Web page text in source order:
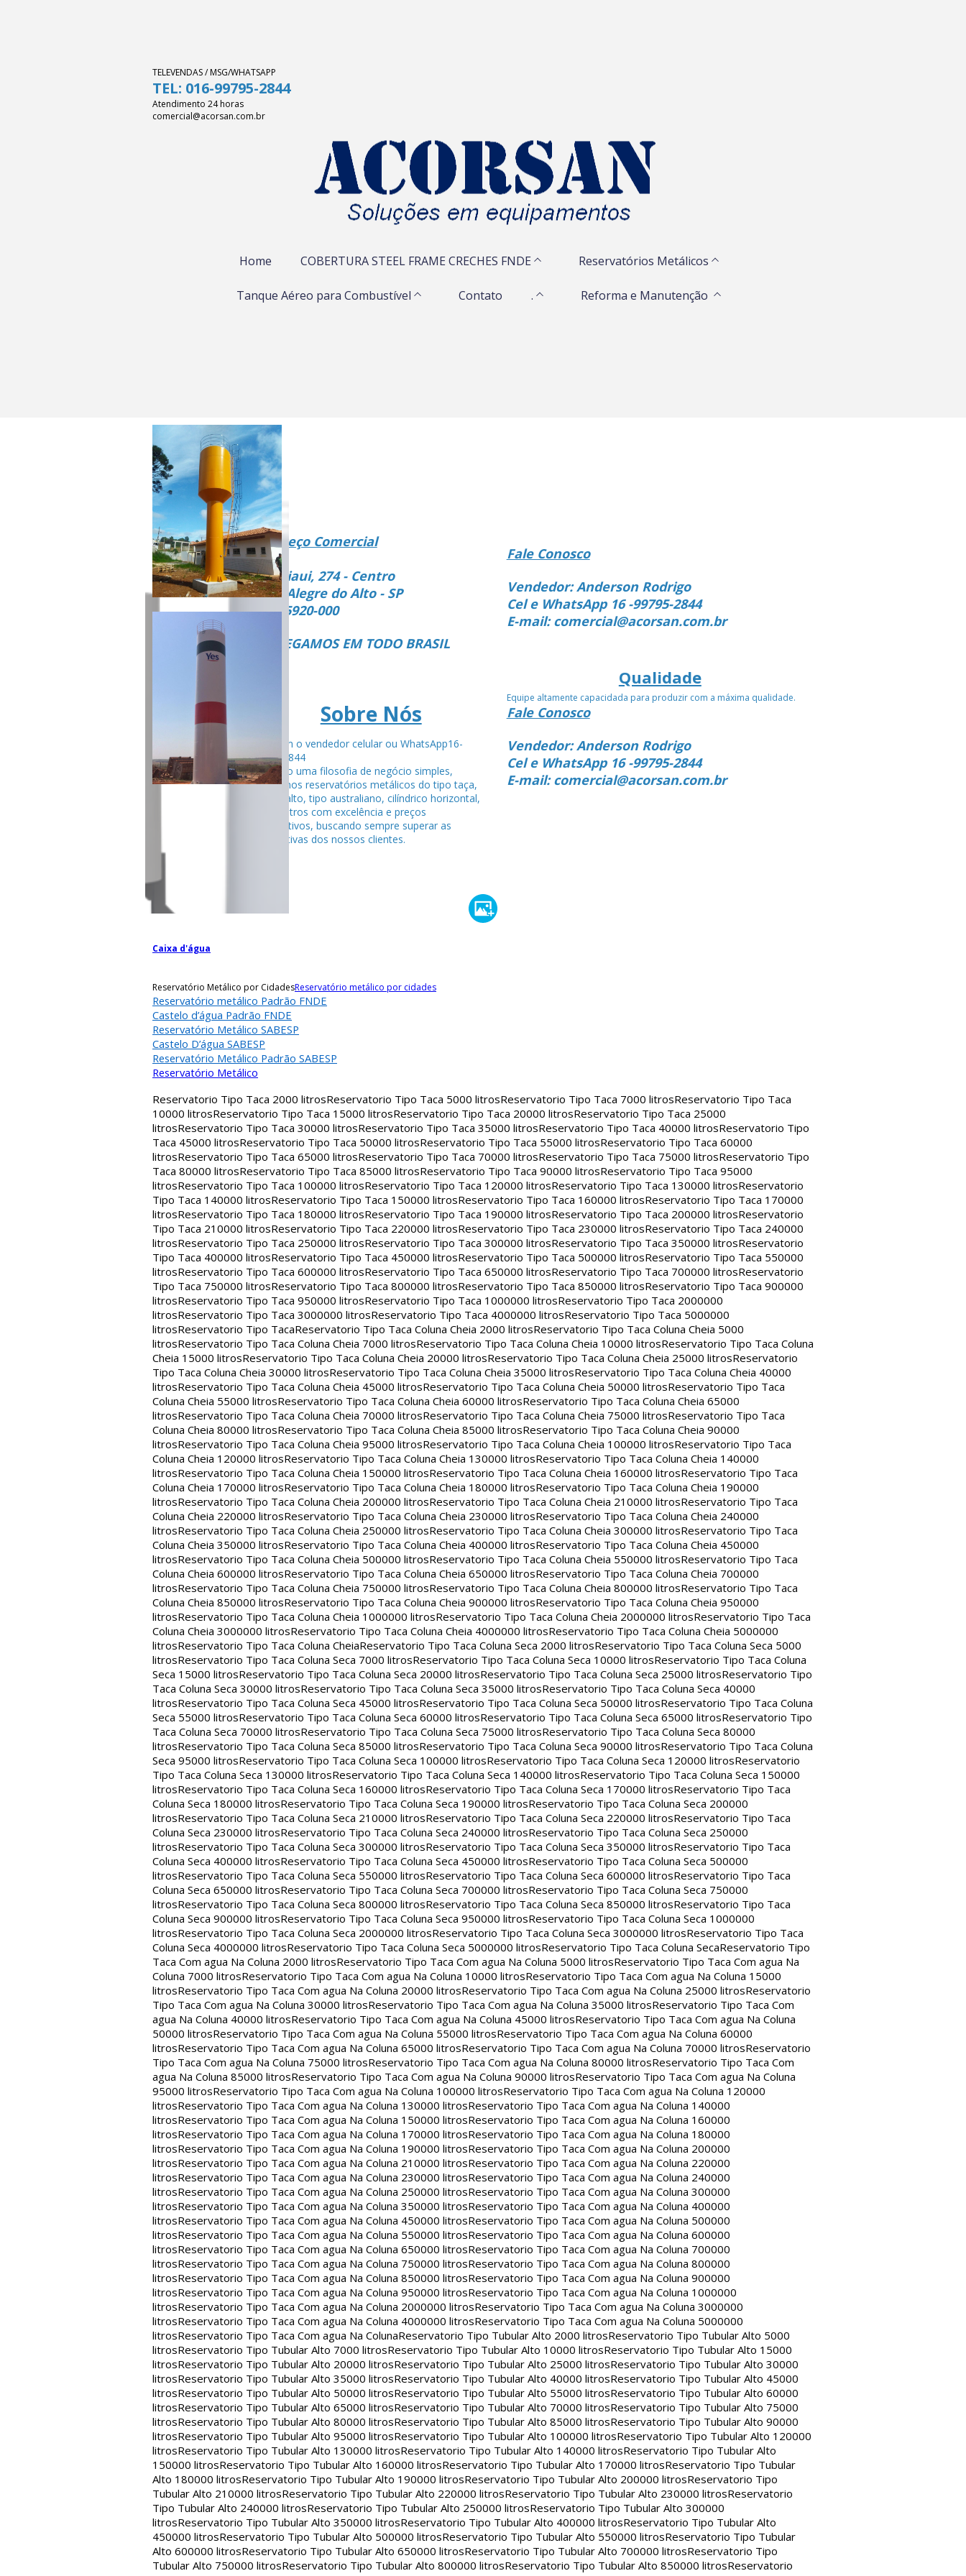
TELEVENDAS / MSG/WHATSAPP
TEL: 016-99795-2844
Atendimento 24 horas
comercial@acorsan.com.br
Home COBERTURA STEEL FRAME CRECHES FNDE Reservatórios Metálicos
Tanque Aéreo para Combustível Contato . Reforma e Manutenção
Endereço Comercial
Rua Piaui, 274 - Centro
Vista Alegre do Alto - SP
CEP 15920-000
ENTREGAMOS EM TODO BRASIL
Sobre Nós
Fale com o vendedor celular ou WhatsApp16-
99795-2844
Seguindo uma filosofia de negócio simples,
fabricamos reservatórios metálicos do tipo taça,
tubular alto, tipo australiano, cilíndrico horizontal,
entre outros com excelência e preços
competitivos, buscando sempre superar as
espectativas dos nossos clientes.
Fale Conosco
Vendedor: Anderson Rodrigo
Cel e WhatsApp 16 -99795-2844
E-mail: comercial@acorsan.com.br
Qualidade
Equipe altamente capacidada para produzir com a máxima qualidade.
Fale Conosco
Vendedor: Anderson Rodrigo
Cel e WhatsApp 16 -99795-2844
E-mail: comercial@acorsan.com.br
Caixa d'água
Reservatório Metálico por CidadesReservatório metálico por cidades
Reservatório metálico Padrão FNDE
Castelo d’água Padrão FNDE
Reservatório Metálico SABESP
Castelo D’água SABESP
Reservatório Metálico Padrão SABESP
Reservatório Metálico
Reservatorio Tipo Taca 2000 litrosReservatorio Tipo Taca 5000 litrosReservatorio Tipo Taca 7000 litrosReservatorio Tipo Taca
10000 litrosReservatorio Tipo Taca 15000 litrosReservatorio Tipo Taca 20000 litrosReservatorio Tipo Taca 25000
litrosReservatorio Tipo Taca 30000 litrosReservatorio Tipo Taca 35000 litrosReservatorio Tipo Taca 40000 litrosReservatorio Tipo
Taca 45000 litrosReservatorio Tipo Taca 50000 litrosReservatorio Tipo Taca 55000 litrosReservatorio Tipo Taca 60000
litrosReservatorio Tipo Taca 65000 litrosReservatorio Tipo Taca 70000 litrosReservatorio Tipo Taca 75000 litrosReservatorio Tipo
Taca 80000 litrosReservatorio Tipo Taca 85000 litrosReservatorio Tipo Taca 90000 litrosReservatorio Tipo Taca 95000
litrosReservatorio Tipo Taca 100000 litrosReservatorio Tipo Taca 120000 litrosReservatorio Tipo Taca 130000 litrosReservatorio
Tipo Taca 140000 litrosReservatorio Tipo Taca 150000 litrosReservatorio Tipo Taca 160000 litrosReservatorio Tipo Taca 170000
litrosReservatorio Tipo Taca 180000 litrosReservatorio Tipo Taca 190000 litrosReservatorio Tipo Taca 200000 litrosReservatorio
Tipo Taca 210000 litrosReservatorio Tipo Taca 220000 litrosReservatorio Tipo Taca 230000 litrosReservatorio Tipo Taca 240000
litrosReservatorio Tipo Taca 250000 litrosReservatorio Tipo Taca 300000 litrosReservatorio Tipo Taca 350000 litrosReservatorio
Tipo Taca 400000 litrosReservatorio Tipo Taca 450000 litrosReservatorio Tipo Taca 500000 litrosReservatorio Tipo Taca 550000
litrosReservatorio Tipo Taca 600000 litrosReservatorio Tipo Taca 650000 litrosReservatorio Tipo Taca 700000 litrosReservatorio
Tipo Taca 750000 litrosReservatorio Tipo Taca 800000 litrosReservatorio Tipo Taca 850000 litrosReservatorio Tipo Taca 900000
litrosReservatorio Tipo Taca 950000 litrosReservatorio Tipo Taca 1000000 litrosReservatorio Tipo Taca 2000000
litrosReservatorio Tipo Taca 3000000 litrosReservatorio Tipo Taca 4000000 litrosReservatorio Tipo Taca 5000000
litrosReservatorio Tipo TacaReservatorio Tipo Taca Coluna Cheia 2000 litrosReservatorio Tipo Taca Coluna Cheia 5000
litrosReservatorio Tipo Taca Coluna Cheia 7000 litrosReservatorio Tipo Taca Coluna Cheia 10000 litrosReservatorio Tipo Taca Coluna
Cheia 15000 litrosReservatorio Tipo Taca Coluna Cheia 20000 litrosReservatorio Tipo Taca Coluna Cheia 25000 litrosReservatorio
Tipo Taca Coluna Cheia 30000 litrosReservatorio Tipo Taca Coluna Cheia 35000 litrosReservatorio Tipo Taca Coluna Cheia 40000
litrosReservatorio Tipo Taca Coluna Cheia 45000 litrosReservatorio Tipo Taca Coluna Cheia 50000 litrosReservatorio Tipo Taca
Coluna Cheia 55000 litrosReservatorio Tipo Taca Coluna Cheia 60000 litrosReservatorio Tipo Taca Coluna Cheia 65000
litrosReservatorio Tipo Taca Coluna Cheia 70000 litrosReservatorio Tipo Taca Coluna Cheia 75000 litrosReservatorio Tipo Taca
Coluna Cheia 80000 litrosReservatorio Tipo Taca Coluna Cheia 85000 litrosReservatorio Tipo Taca Coluna Cheia 90000
litrosReservatorio Tipo Taca Coluna Cheia 95000 litrosReservatorio Tipo Taca Coluna Cheia 100000 litrosReservatorio Tipo Taca
Coluna Cheia 120000 litrosReservatorio Tipo Taca Coluna Cheia 130000 litrosReservatorio Tipo Taca Coluna Cheia 140000
litrosReservatorio Tipo Taca Coluna Cheia 150000 litrosReservatorio Tipo Taca Coluna Cheia 160000 litrosReservatorio Tipo Taca
Coluna Cheia 170000 litrosReservatorio Tipo Taca Coluna Cheia 180000 litrosReservatorio Tipo Taca Coluna Cheia 190000
litrosReservatorio Tipo Taca Coluna Cheia 200000 litrosReservatorio Tipo Taca Coluna Cheia 210000 litrosReservatorio Tipo Taca
Coluna Cheia 220000 litrosReservatorio Tipo Taca Coluna Cheia 230000 litrosReservatorio Tipo Taca Coluna Cheia 240000
litrosReservatorio Tipo Taca Coluna Cheia 250000 litrosReservatorio Tipo Taca Coluna Cheia 300000 litrosReservatorio Tipo Taca
Coluna Cheia 350000 litrosReservatorio Tipo Taca Coluna Cheia 400000 litrosReservatorio Tipo Taca Coluna Cheia 450000
litrosReservatorio Tipo Taca Coluna Cheia 500000 litrosReservatorio Tipo Taca Coluna Cheia 550000 litrosReservatorio Tipo Taca
Coluna Cheia 600000 litrosReservatorio Tipo Taca Coluna Cheia 650000 litrosReservatorio Tipo Taca Coluna Cheia 700000
litrosReservatorio Tipo Taca Coluna Cheia 750000 litrosReservatorio Tipo Taca Coluna Cheia 800000 litrosReservatorio Tipo Taca
Coluna Cheia 850000 litrosReservatorio Tipo Taca Coluna Cheia 900000 litrosReservatorio Tipo Taca Coluna Cheia 950000
litrosReservatorio Tipo Taca Coluna Cheia 1000000 litrosReservatorio Tipo Taca Coluna Cheia 2000000 litrosReservatorio Tipo Taca
Coluna Cheia 3000000 litrosReservatorio Tipo Taca Coluna Cheia 4000000 litrosReservatorio Tipo Taca Coluna Cheia 5000000
litrosReservatorio Tipo Taca Coluna CheiaReservatorio Tipo Taca Coluna Seca 2000 litrosReservatorio Tipo Taca Coluna Seca 5000
litrosReservatorio Tipo Taca Coluna Seca 7000 litrosReservatorio Tipo Taca Coluna Seca 10000 litrosReservatorio Tipo Taca Coluna
Seca 15000 litrosReservatorio Tipo Taca Coluna Seca 20000 litrosReservatorio Tipo Taca Coluna Seca 25000 litrosReservatorio Tipo
Taca Coluna Seca 30000 litrosReservatorio Tipo Taca Coluna Seca 35000 litrosReservatorio Tipo Taca Coluna Seca 40000
litrosReservatorio Tipo Taca Coluna Seca 45000 litrosReservatorio Tipo Taca Coluna Seca 50000 litrosReservatorio Tipo Taca Coluna
Seca 55000 litrosReservatorio Tipo Taca Coluna Seca 60000 litrosReservatorio Tipo Taca Coluna Seca 65000 litrosReservatorio Tipo
Taca Coluna Seca 70000 litrosReservatorio Tipo Taca Coluna Seca 75000 litrosReservatorio Tipo Taca Coluna Seca 80000
litrosReservatorio Tipo Taca Coluna Seca 85000 litrosReservatorio Tipo Taca Coluna Seca 90000 litrosReservatorio Tipo Taca Coluna
Seca 95000 litrosReservatorio Tipo Taca Coluna Seca 100000 litrosReservatorio Tipo Taca Coluna Seca 120000 litrosReservatorio
Tipo Taca Coluna Seca 130000 litrosReservatorio Tipo Taca Coluna Seca 140000 litrosReservatorio Tipo Taca Coluna Seca 150000
litrosReservatorio Tipo Taca Coluna Seca 160000 litrosReservatorio Tipo Taca Coluna Seca 170000 litrosReservatorio Tipo Taca
Coluna Seca 180000 litrosReservatorio Tipo Taca Coluna Seca 190000 litrosReservatorio Tipo Taca Coluna Seca 200000
litrosReservatorio Tipo Taca Coluna Seca 210000 litrosReservatorio Tipo Taca Coluna Seca 220000 litrosReservatorio Tipo Taca
Coluna Seca 230000 litrosReservatorio Tipo Taca Coluna Seca 240000 litrosReservatorio Tipo Taca Coluna Seca 250000
litrosReservatorio Tipo Taca Coluna Seca 300000 litrosReservatorio Tipo Taca Coluna Seca 350000 litrosReservatorio Tipo Taca
Coluna Seca 400000 litrosReservatorio Tipo Taca Coluna Seca 450000 litrosReservatorio Tipo Taca Coluna Seca 500000
litrosReservatorio Tipo Taca Coluna Seca 550000 litrosReservatorio Tipo Taca Coluna Seca 600000 litrosReservatorio Tipo Taca
Coluna Seca 650000 litrosReservatorio Tipo Taca Coluna Seca 700000 litrosReservatorio Tipo Taca Coluna Seca 750000
litrosReservatorio Tipo Taca Coluna Seca 800000 litrosReservatorio Tipo Taca Coluna Seca 850000 litrosReservatorio Tipo Taca
Coluna Seca 900000 litrosReservatorio Tipo Taca Coluna Seca 950000 litrosReservatorio Tipo Taca Coluna Seca 1000000
litrosReservatorio Tipo Taca Coluna Seca 2000000 litrosReservatorio Tipo Taca Coluna Seca 3000000 litrosReservatorio Tipo Taca
Coluna Seca 4000000 litrosReservatorio Tipo Taca Coluna Seca 5000000 litrosReservatorio Tipo Taca Coluna SecaReservatorio Tipo
Taca Com agua Na Coluna 2000 litrosReservatorio Tipo Taca Com agua Na Coluna 5000 litrosReservatorio Tipo Taca Com agua Na
Coluna 7000 litrosReservatorio Tipo Taca Com agua Na Coluna 10000 litrosReservatorio Tipo Taca Com agua Na Coluna 15000
litrosReservatorio Tipo Taca Com agua Na Coluna 20000 litrosReservatorio Tipo Taca Com agua Na Coluna 25000 litrosReservatorio
Tipo Taca Com agua Na Coluna 30000 litrosReservatorio Tipo Taca Com agua Na Coluna 35000 litrosReservatorio Tipo Taca Com
agua Na Coluna 40000 litrosReservatorio Tipo Taca Com agua Na Coluna 45000 litrosReservatorio Tipo Taca Com agua Na Coluna
50000 litrosReservatorio Tipo Taca Com agua Na Coluna 55000 litrosReservatorio Tipo Taca Com agua Na Coluna 60000
litrosReservatorio Tipo Taca Com agua Na Coluna 65000 litrosReservatorio Tipo Taca Com agua Na Coluna 70000 litrosReservatorio
Tipo Taca Com agua Na Coluna 75000 litrosReservatorio Tipo Taca Com agua Na Coluna 80000 litrosReservatorio Tipo Taca Com
agua Na Coluna 85000 litrosReservatorio Tipo Taca Com agua Na Coluna 90000 litrosReservatorio Tipo Taca Com agua Na Coluna
95000 litrosReservatorio Tipo Taca Com agua Na Coluna 100000 litrosReservatorio Tipo Taca Com agua Na Coluna 120000
litrosReservatorio Tipo Taca Com agua Na Coluna 130000 litrosReservatorio Tipo Taca Com agua Na Coluna 140000
litrosReservatorio Tipo Taca Com agua Na Coluna 150000 litrosReservatorio Tipo Taca Com agua Na Coluna 160000
litrosReservatorio Tipo Taca Com agua Na Coluna 170000 litrosReservatorio Tipo Taca Com agua Na Coluna 180000
litrosReservatorio Tipo Taca Com agua Na Coluna 190000 litrosReservatorio Tipo Taca Com agua Na Coluna 200000
litrosReservatorio Tipo Taca Com agua Na Coluna 210000 litrosReservatorio Tipo Taca Com agua Na Coluna 220000
litrosReservatorio Tipo Taca Com agua Na Coluna 230000 litrosReservatorio Tipo Taca Com agua Na Coluna 240000
litrosReservatorio Tipo Taca Com agua Na Coluna 250000 litrosReservatorio Tipo Taca Com agua Na Coluna 300000
litrosReservatorio Tipo Taca Com agua Na Coluna 350000 litrosReservatorio Tipo Taca Com agua Na Coluna 400000
litrosReservatorio Tipo Taca Com agua Na Coluna 450000 litrosReservatorio Tipo Taca Com agua Na Coluna 500000
litrosReservatorio Tipo Taca Com agua Na Coluna 550000 litrosReservatorio Tipo Taca Com agua Na Coluna 600000
litrosReservatorio Tipo Taca Com agua Na Coluna 650000 litrosReservatorio Tipo Taca Com agua Na Coluna 700000
litrosReservatorio Tipo Taca Com agua Na Coluna 750000 litrosReservatorio Tipo Taca Com agua Na Coluna 800000
litrosReservatorio Tipo Taca Com agua Na Coluna 850000 litrosReservatorio Tipo Taca Com agua Na Coluna 900000
litrosReservatorio Tipo Taca Com agua Na Coluna 950000 litrosReservatorio Tipo Taca Com agua Na Coluna 1000000
litrosReservatorio Tipo Taca Com agua Na Coluna 2000000 litrosReservatorio Tipo Taca Com agua Na Coluna 3000000
litrosReservatorio Tipo Taca Com agua Na Coluna 4000000 litrosReservatorio Tipo Taca Com agua Na Coluna 5000000
litrosReservatorio Tipo Taca Com agua Na ColunaReservatorio Tipo Tubular Alto 2000 litrosReservatorio Tipo Tubular Alto 5000
litrosReservatorio Tipo Tubular Alto 7000 litrosReservatorio Tipo Tubular Alto 10000 litrosReservatorio Tipo Tubular Alto 15000
litrosReservatorio Tipo Tubular Alto 20000 litrosReservatorio Tipo Tubular Alto 25000 litrosReservatorio Tipo Tubular Alto 30000
litrosReservatorio Tipo Tubular Alto 35000 litrosReservatorio Tipo Tubular Alto 40000 litrosReservatorio Tipo Tubular Alto 45000
litrosReservatorio Tipo Tubular Alto 50000 litrosReservatorio Tipo Tubular Alto 55000 litrosReservatorio Tipo Tubular Alto 60000
litrosReservatorio Tipo Tubular Alto 65000 litrosReservatorio Tipo Tubular Alto 70000 litrosReservatorio Tipo Tubular Alto 75000
litrosReservatorio Tipo Tubular Alto 80000 litrosReservatorio Tipo Tubular Alto 85000 litrosReservatorio Tipo Tubular Alto 90000
litrosReservatorio Tipo Tubular Alto 95000 litrosReservatorio Tipo Tubular Alto 100000 litrosReservatorio Tipo Tubular Alto 120000
litrosReservatorio Tipo Tubular Alto 130000 litrosReservatorio Tipo Tubular Alto 140000 litrosReservatorio Tipo Tubular Alto
150000 litrosReservatorio Tipo Tubular Alto 160000 litrosReservatorio Tipo Tubular Alto 170000 litrosReservatorio Tipo Tubular
Alto 180000 litrosReservatorio Tipo Tubular Alto 190000 litrosReservatorio Tipo Tubular Alto 200000 litrosReservatorio Tipo
Tubular Alto 210000 litrosReservatorio Tipo Tubular Alto 220000 litrosReservatorio Tipo Tubular Alto 230000 litrosReservatorio
Tipo Tubular Alto 240000 litrosReservatorio Tipo Tubular Alto 250000 litrosReservatorio Tipo Tubular Alto 300000
litrosReservatorio Tipo Tubular Alto 350000 litrosReservatorio Tipo Tubular Alto 400000 litrosReservatorio Tipo Tubular Alto
450000 litrosReservatorio Tipo Tubular Alto 500000 litrosReservatorio Tipo Tubular Alto 550000 litrosReservatorio Tipo Tubular
Alto 600000 litrosReservatorio Tipo Tubular Alto 650000 litrosReservatorio Tipo Tubular Alto 700000 litrosReservatorio Tipo
Tubular Alto 750000 litrosReservatorio Tipo Tubular Alto 800000 litrosReservatorio Tipo Tubular Alto 850000 litrosReservatorio